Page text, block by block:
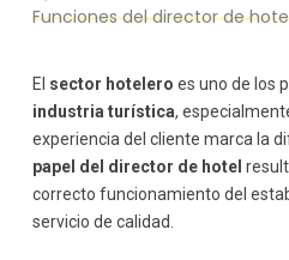
Funciones estratégicas del
Análisis del mercado y
Innovación y mejora
Habilidades clave para
director de hotel
Liderazgo y gestión de
Capacidad de
Funciones del director de hotel:
El sector hotelero es uno de los
industria turística,
experiencia del cliente marca la
papel del director de hotel
correcto funcionamiento del
servicio de calidad.